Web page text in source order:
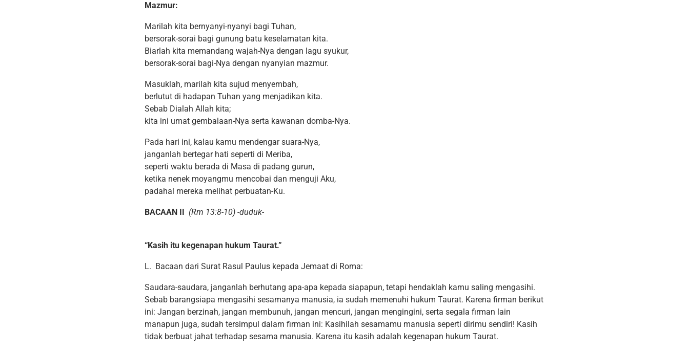
Mazmur:
Marilah kita bernyanyi-nyanyi bagi Tuhan,
bersorak-sorai bagi gunung batu keselamatan kita.
Biarlah kita memandang wajah-Nya dengan lagu syukur,
bersorak-sorai bagi-Nya dengan nyanyian mazmur.
Masuklah, marilah kita sujud menyembah,
berlutut di hadapan Tuhan yang menjadikan kita.
Sebab Dialah Allah kita;
kita ini umat gembalaan-Nya serta kawanan domba-Nya.
Pada hari ini, kalau kamu mendengar suara-Nya,
janganlah bertegar hati seperti di Meriba,
seperti waktu berada di Masa di padang gurun,
ketika nenek moyangmu mencobai dan menguji Aku,
padahal mereka melihat perbuatan-Ku.
BACAAN II (Rm 13:8-10) -duduk-
“Kasih itu kegenapan hukum Taurat.”
L. Bacaan dari Surat Rasul Paulus kepada Jemaat di Roma:
Saudara-saudara, janganlah berhutang apa-apa kepada siapapun, tetapi hendaklah kamu saling mengasihi.
Sebab barangsiapa mengasihi sesamanya manusia, ia sudah memenuhi hukum Taurat. Karena firman berikut
ini: Jangan berzinah, jangan membunuh, jangan mencuri, jangan mengingini, serta segala firman lain
manapun juga, sudah tersimpul dalam firman ini: Kasihilah sesamamu manusia seperti dirimu sendiri! Kasih
tidak berbuat jahat terhadap sesama manusia. Karena itu kasih adalah kegenapan hukum Taurat.